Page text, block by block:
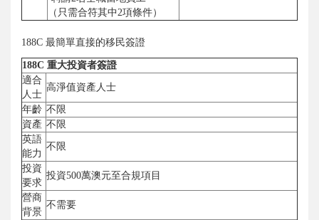
（只需合符其中2項條件）
188C 最簡單直接的移民簽證
188C 重大投資者簽證
適合
人士
高淨值資產人士
年齡 不限
資產 不限
英語
能力
不限
投資
要求
投資500萬澳元至合規項目
營商
背景
不需要